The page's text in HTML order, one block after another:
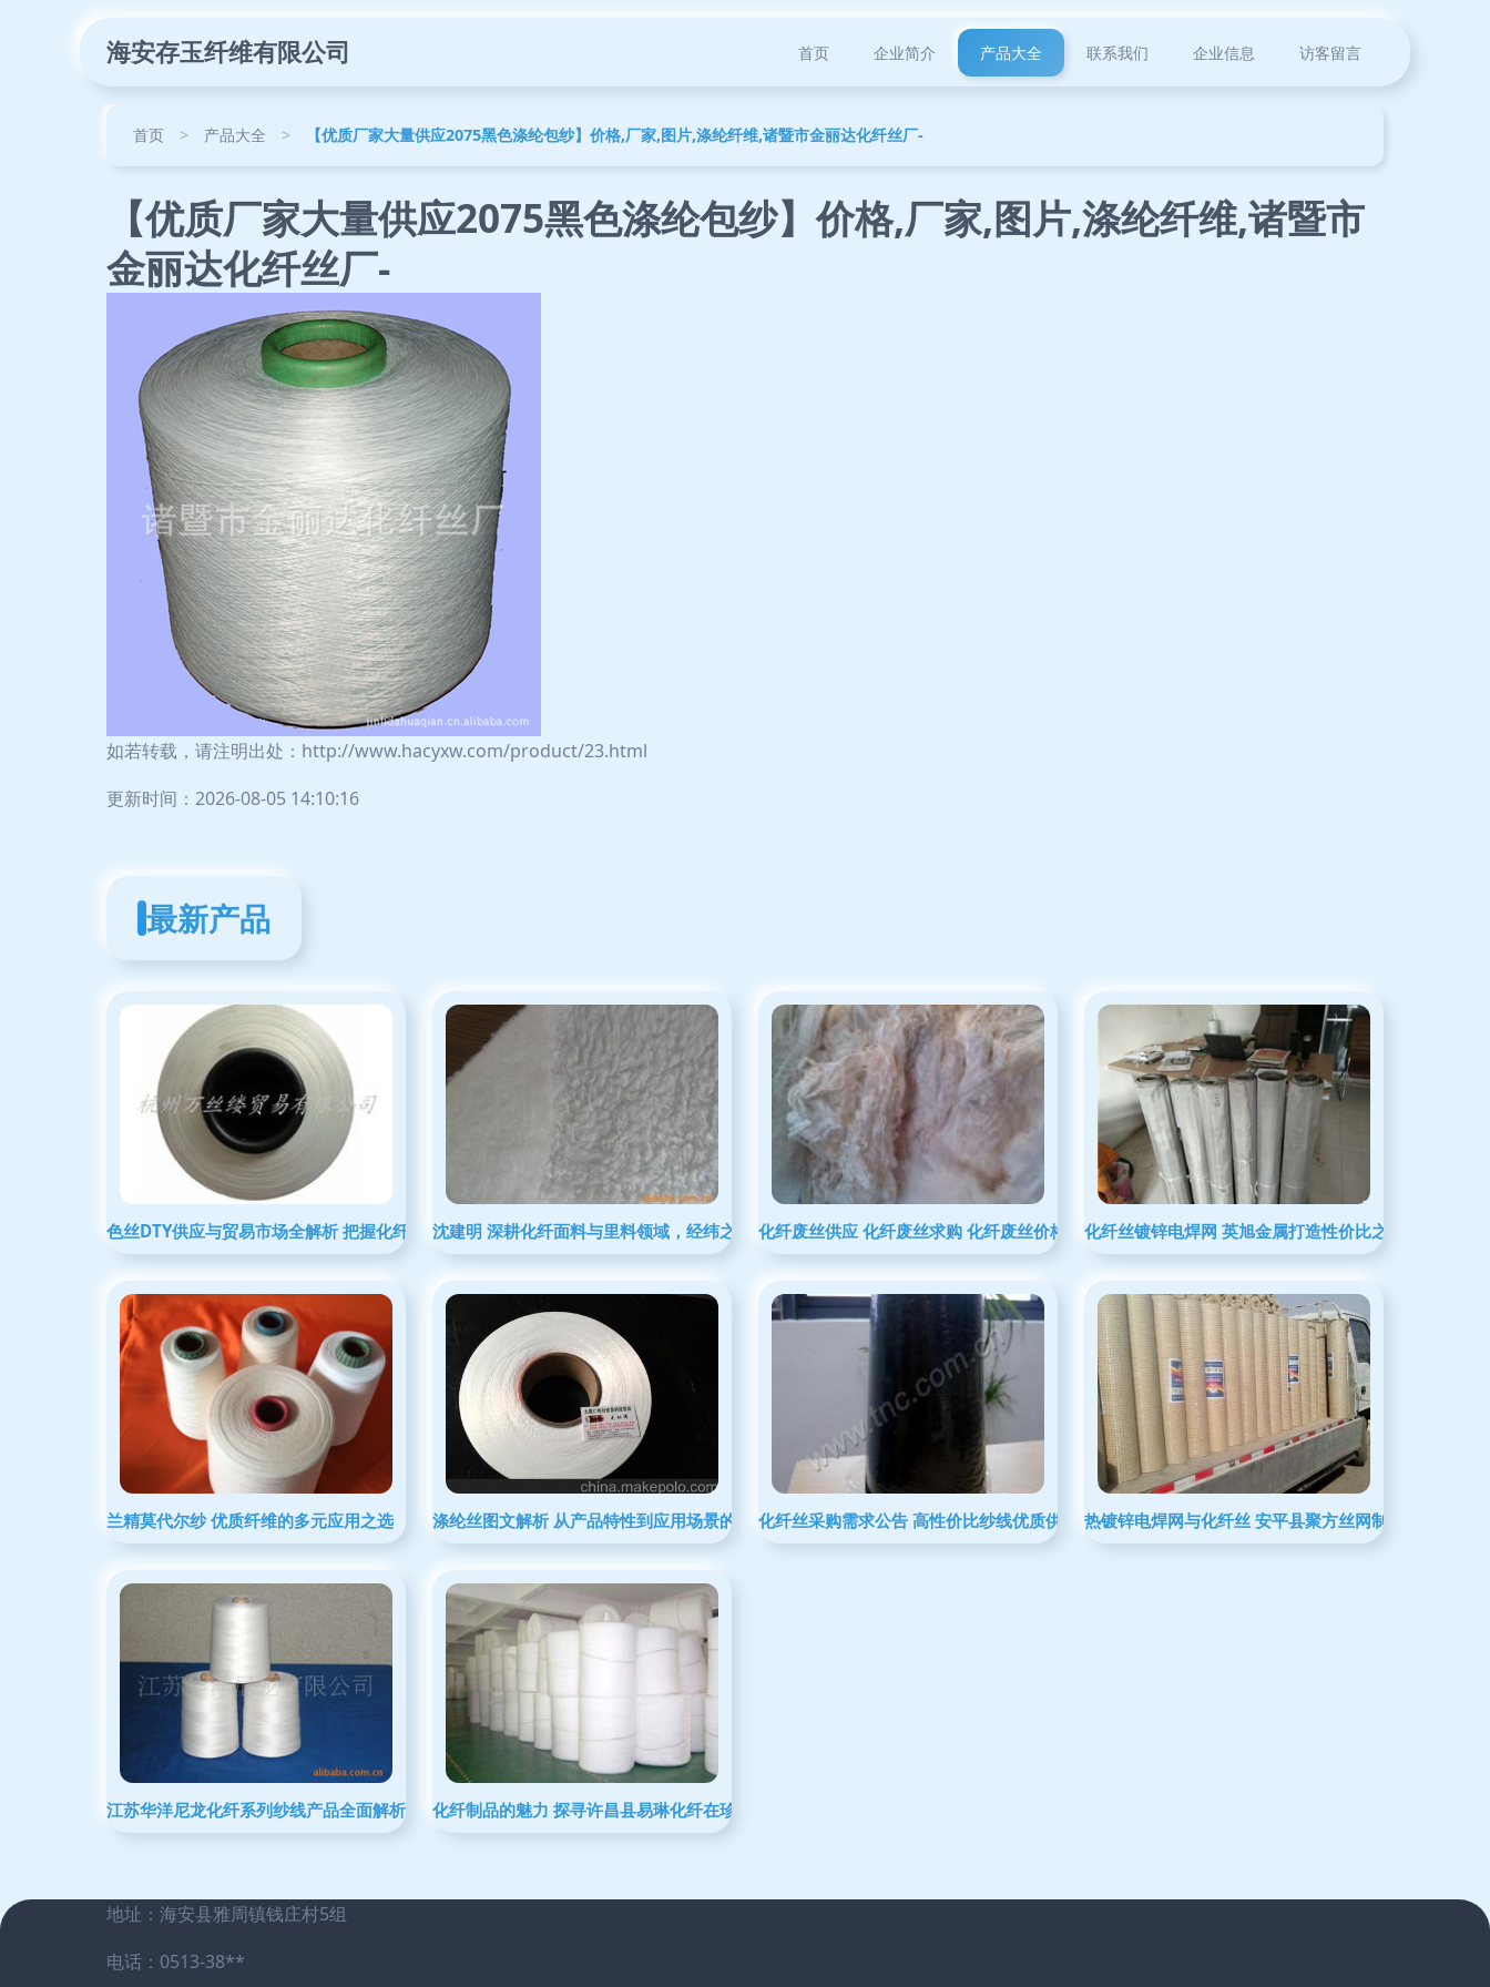
海安存玉纤维有限公司 首页 企业简介 产品大全 联系我们 企业信息 访客留言
首页 > 产品大全 > 【优质厂家大量供应2075黑色涤纶包纱】价格,厂家,图片,涤纶纤维,诸暨市金丽达化纤丝厂-
【优质厂家大量供应2075黑色涤纶包纱】价格,厂家,图片,涤纶纤维,诸暨市
金丽达化纤丝厂-
如若转载，请注明出处：http://www.hacyxw.com/product/23.html
更新时间：2026-08-05 14:10:16
最新产品
色丝DTY供应与贸易市场全解析 把握化纤市场新机遇沈建明 深耕化纤面料与里料领域，经纬之间织就品质篇章化纤废丝供应 化纤废丝求购 化纤废丝价格行情 化纤废丝回收 化纤废丝社区 zz91再生网
化纤丝镀锌电焊网 英旭金属打造性价比之选，小丝批
兰精莫代尔纱 优质纤维的多元应用之选 涤纶丝图文解析 从产品特性到应用场景的全方位解读化纤丝采购需求公告 高性价比纱线优质供应商招募合作热镀锌电焊网与化纤丝 安平县聚方丝网制品厂的双重
江苏华洋尼龙化纤系列纱线产品全面解析 化纤制品的魅力 探寻许昌县易琳化纤在珍珠棉与无胶棉领域的专业工夫
地址：海安县雅周镇钱庄村5组
电话：0513-38**